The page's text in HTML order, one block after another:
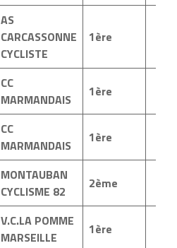
AS
CARCASSONNE
CYCLISTE
1ère
CC
MARMANDAIS
1ère
CC
MARMANDAIS
1ère
MONTAUBAN
CYCLISME 82
2ème
V.C.LA POMME
MARSEILLE
1ère